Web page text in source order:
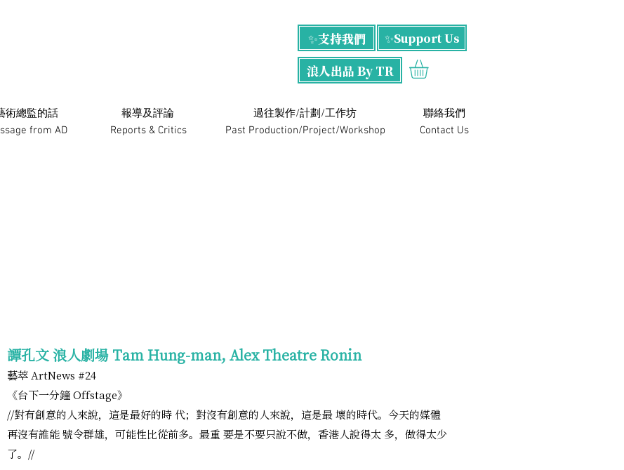
✨支持我們 ✨Support Us
浪人出品 By TR
術總監的話
from AD
​報導及評論
Reports & Critics
過往製作/計劃/工作坊
Past Production/Project/Workshop
Contact Us
​聯絡我們
譚孔文 浪人劇場 Tam Hung-man, Alex Theatre Ronin
藝萃 ArtNews #24
《台下一分鐘 Offstage》
​//對有創意的人來說，這是最好的時 代；對沒有創意的人來說，這是最 壞的時代。今天的媒體
再沒有誰能 號令群雄，可能性比從前多。最重 要是不要只說不做，香港人說得太 多，做得太少
了。//